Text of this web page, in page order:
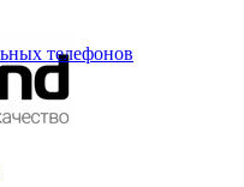
телефонов